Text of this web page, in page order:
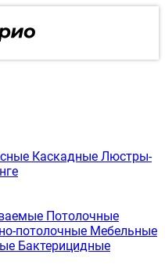
Каскадные Люстры-
Потолочные
потолочные Мебельные
Бактерицидные